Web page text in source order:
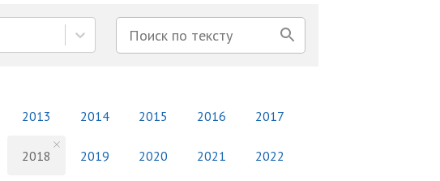
2013 2014 2015 2016 2017
2018 2019 2020 2021 2022